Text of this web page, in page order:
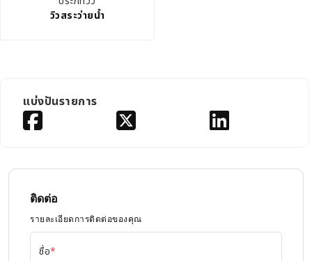
วิวสระว่ายน้ำ
แบ่งปันรายการ
ติดต่อ
รายละเอียดการติดต่อของคุณ
ชื่อ*